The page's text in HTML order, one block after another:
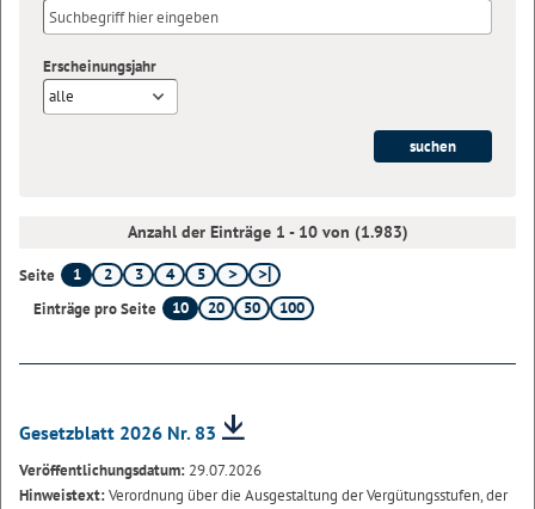
Erscheinungsjahr
alle
Anzahl der Einträge 1 - 10 von (1.983)
Seite 1 2 3 4
5
Einträge pro Seite
10 20 50 100
Gesetzblatt 2026 Nr. 83
Veröffentlichungsdatum: 29.07.2026
Hinweistext:Verordnung über die Ausgestaltung der Vergütungsstufen, der